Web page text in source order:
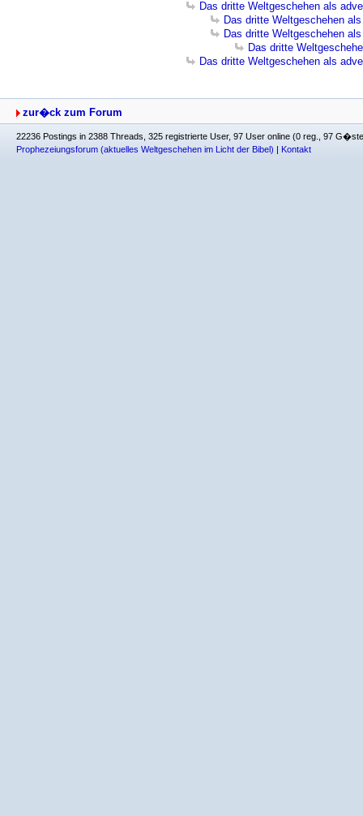
Das dritte Weltgeschehen als
Das dritte Weltgeschehen
Das dritte Weltgeschehen
Das dritte
Das dritte Weltgeschehen als
zur�ck zum Forum
22236 Postings in 2388 Threads, 325 registrierte User, 97 User online (0 reg., 97
Prophezeiungsforum (aktuelles Weltgeschehen im Licht der Bibel) | Kontakt